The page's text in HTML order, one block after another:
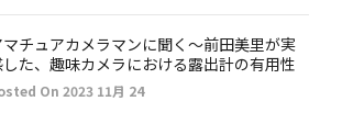
マチュアカメラマンに聞く～前田美里が実
た、趣味カメラにおける露出計の有用性
On 2023 11月 24